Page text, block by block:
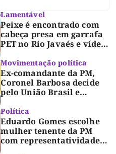
Lamentável
Peixe é encontrado com
cabeça presa em garrafa
PET no Rio Javaés e vídeo
lixo nos rios
Movimentação política
Ex-comandante da PM,
Coronel Barbosa decide
pelo União Brasil e
Dorinha
Política
Eduardo Gomes escolhe
mulher tenente da PM
com representatividade e